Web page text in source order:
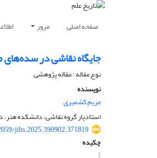
صفحه اصلی مرور
جایگاه نقاشی در سده‌های
نوع مقاله : مقاله پژوهشی
نویسنده
مریم کشمیری
استادیار گروه نقاشی، دانشکده هنر،
jihs.2025.390902.371819
چکیده